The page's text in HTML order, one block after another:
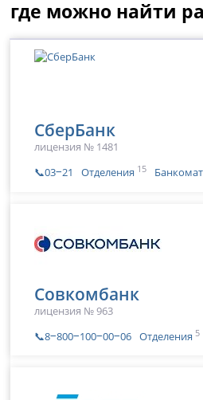
где можно найти
СберБанк
лицензия № 1481
📞03‒21
Отделения 15
Совкомбанк
лицензия № 963
📞8‒800‒100‒00‒06 Отделения 5